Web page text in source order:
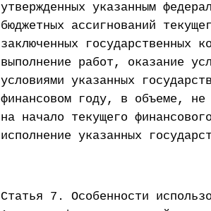
утвержденных указанным
бюджетных ассигнований
заключенных государственных
выполнение работ, оказание
условиями указанных
финансовом году, в объеме, не
на начало текущего
исполнение указанных
Статья 7. Особенности